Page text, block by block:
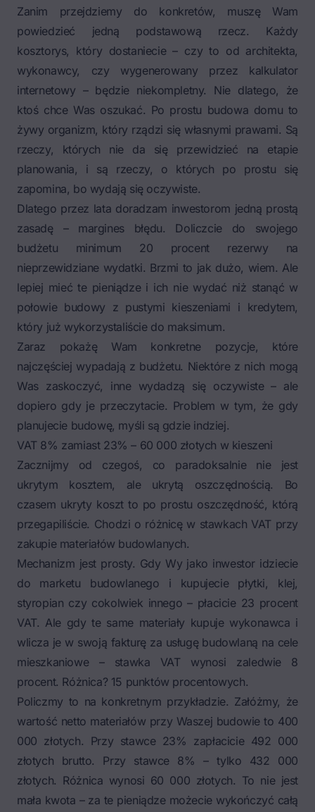
Zanim przejdziemy do konkretów, muszę Wam
powiedzieć jedną podstawową rzecz. Każdy
kosztorys, który dostaniecie – czy to od architekta,
wykonawcy, czy wygenerowany przez kalkulator
internetowy – będzie niekompletny. Nie dlatego, że
ktoś chce Was oszukać. Po prostu budowa domu to
żywy organizm, który rządzi się własnymi prawami. Są
rzeczy, których nie da się przewidzieć na etapie
planowania, i są rzeczy, o których po prostu się
zapomina, bo wydają się oczywiste.
Dlatego przez lata doradzam inwestorom jedną prostą
zasadę – margines błędu. Doliczcie do swojego
budżetu minimum 20 procent rezerwy na
nieprzewidziane wydatki. Brzmi to jak dużo, wiem. Ale
lepiej mieć te pieniądze i ich nie wydać niż stanąć w
połowie budowy z pustymi kieszeniami i kredytem,
który już wykorzystaliście do maksimum.
Zaraz pokażę Wam konkretne pozycje, które
najczęściej wypadają z budżetu. Niektóre z nich mogą
Was zaskoczyć, inne wydadzą się oczywiste – ale
dopiero gdy je przeczytacie. Problem w tym, że gdy
planujecie budowę, myśli są gdzie indziej.
VAT 8% zamiast 23% – 60 000 złotych w kieszeni
Zacznijmy od czegoś, co paradoksalnie nie jest
ukrytym kosztem, ale ukrytą oszczędnością. Bo
czasem ukryty koszt to po prostu oszczędność, którą
przegapiliście. Chodzi o różnicę w stawkach VAT przy
zakupie materiałów budowlanych.
Mechanizm jest prosty. Gdy Wy jako inwestor idziecie
do marketu budowlanego i kupujecie płytki, klej,
styropian czy cokolwiek innego – płacicie 23 procent
VAT. Ale gdy te same materiały kupuje wykonawca i
wlicza je w swoją fakturę za usługę budowlaną na cele
mieszkaniowe – stawka VAT wynosi zaledwie 8
procent. Różnica? 15 punktów procentowych.
Policzmy to na konkretnym przykładzie. Załóżmy, że
wartość netto materiałów przy Waszej budowie to 400
000 złotych. Przy stawce 23% zapłacicie 492 000
złotych brutto. Przy stawce 8% – tylko 432 000
złotych. Różnica wynosi 60 000 złotych. To nie jest
mała kwota – za te pieniądze możecie wykończyć całą